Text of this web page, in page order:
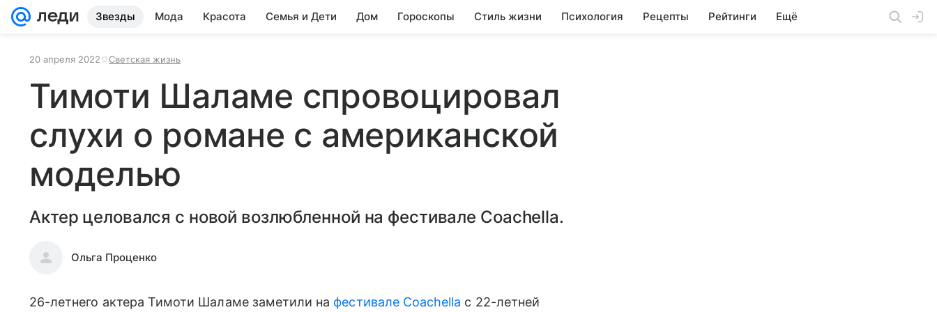
Звезды Мода Красота Семья и Дети Дом Гороскопы Стиль жизни Психология Рецепты Рейтинги Ещё
20 апреля 2022 Светская жизнь
Тимоти Шаламе спровоцировал
слухи о романе с американской
моделью
Актер целовался с новой возлюбленной на фестивале Coachella.
Ольга Проценко
26-летнего актера Тимоти Шаламе заметили на фестивале Coachella с 22-летней